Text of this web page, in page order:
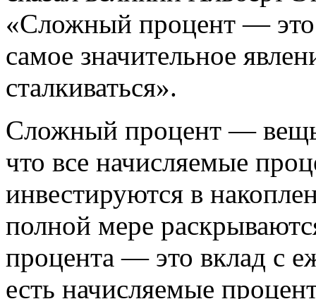
«Сложный процент — это
самое значительное
сталкиваться».
Сложный процент — вещь
что все начисляемые
инвестируются в
полной мере
процента — это вклад с
есть начисляемые